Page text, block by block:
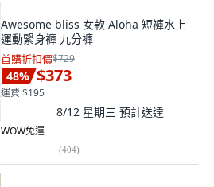
Awesome bliss 女款 Aloha 短褲水上
運動緊身褲 九分褲
首購折扣價$729
48% $373
運費 $195
8/12 星期三 預計送達
WOW免運
(404)